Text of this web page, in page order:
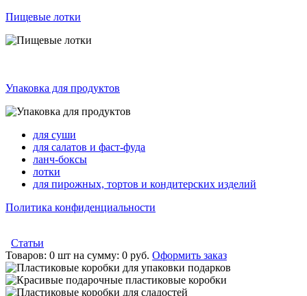
Пищевые лотки
Упаковка для продуктов
для суши
для салатов и фаст-фуда
ланч-боксы
лотки
для пирожных, тортов и кондитерских изделий
Политика конфиденциальности
Статьи
Товаров: 0 шт на сумму: 0 руб. Оформить заказ